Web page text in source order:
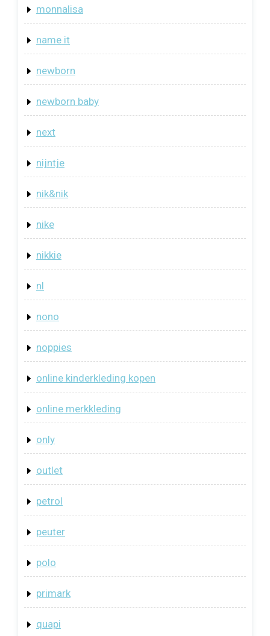
monnalisa
name it
newborn
newborn baby
next
nijntje
nik&nik
nike
nikkie
nl
nono
noppies
online kinderkleding kopen
online merkkleding
only
outlet
petrol
peuter
polo
primark
quapi